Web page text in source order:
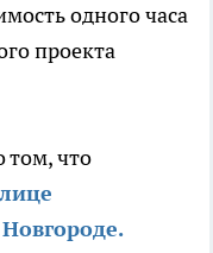
одного часа
проекта
том, что